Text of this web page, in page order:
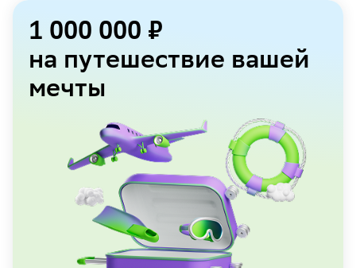
1 000 000 ₽
на путешествие вашей
мечты